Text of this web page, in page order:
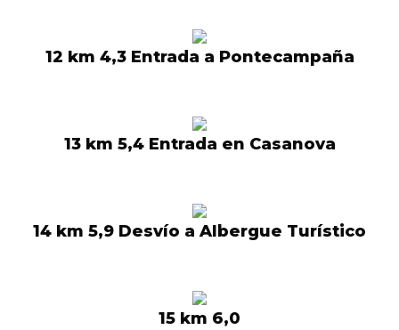
12 km 4,3 Entrada a Pontecampaña
13 km 5,4 Entrada en Casanova
14 km 5,9 Desvío a Albergue Turístico
15 km 6,0